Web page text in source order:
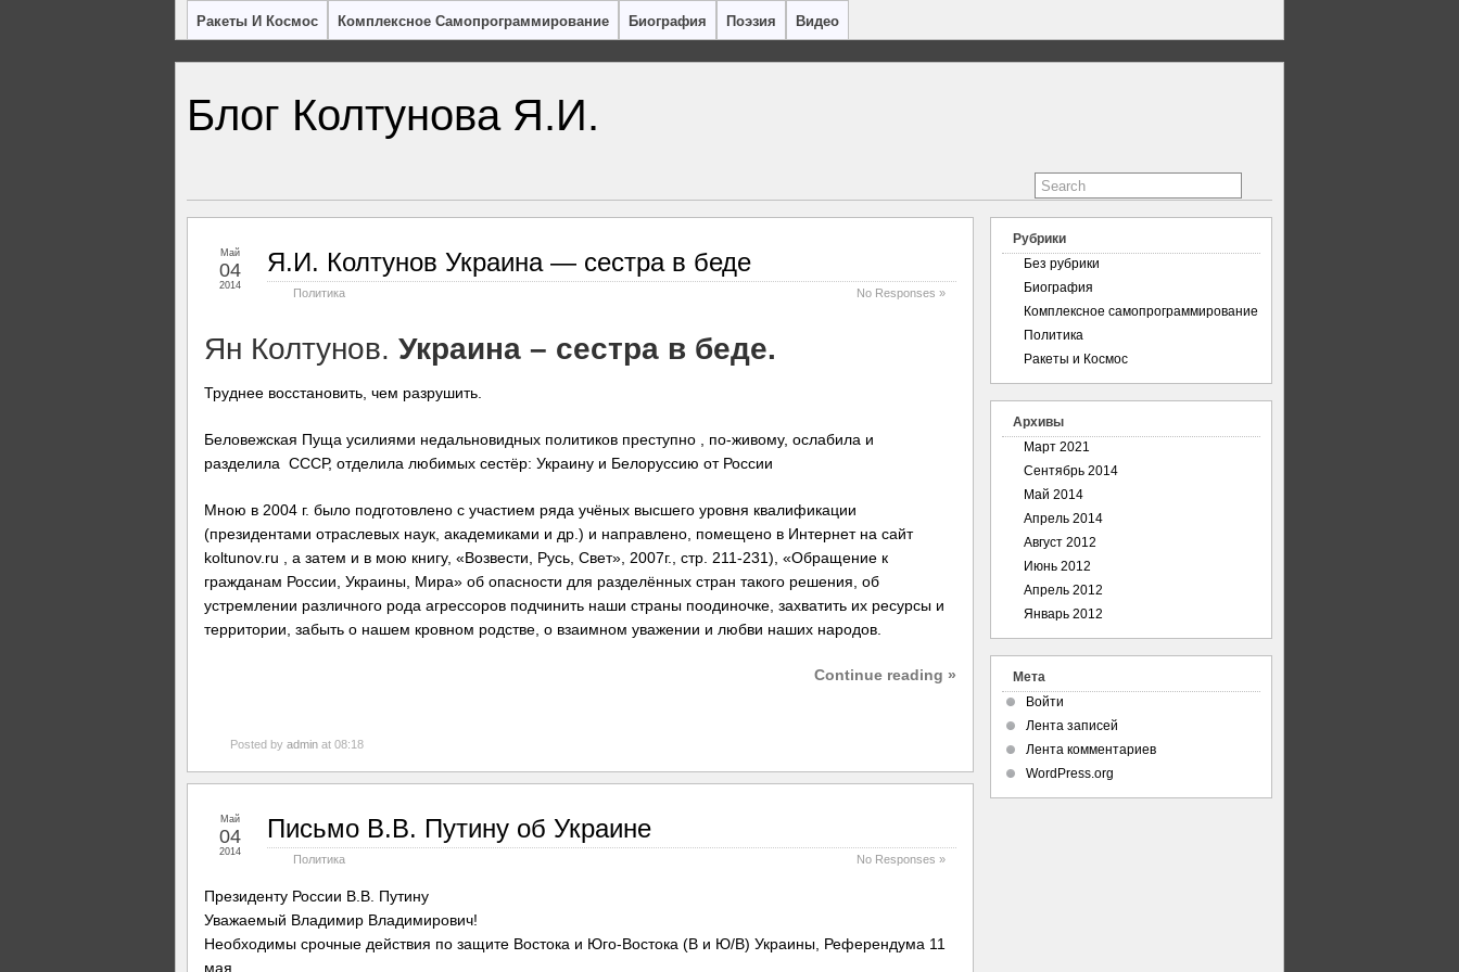
Ракеты И Космос Комплексное Самопрограммирование Биография Поэзия Видео
Блог Колтунова Я.И.
Я.И. Колтунов Украина — сестра в беде
Политика No Responses »
Май
04
2014
Ян Колтунов. Украина – сестра в беде.
Труднее восстановить, чем разрушить.
Беловежская Пуща усилиями недальновидных политиков преступно , по-живому, ослабила и
разделила СССР, отделила любимых сестёр: Украину и Белоруссию от России
Мною в 2004 г. было подготовлено с участием ряда учёных высшего уровня квалификации
(президентами отраслевых наук, академиками и др.) и направлено, помещено в Интернет на сайт
koltunov.ru , а затем и в мою книгу, «Возвести, Русь, Свет», 2007г., стр. 211-231), «Обращение к
гражданам России, Украины, Мира» об опасности для разделённых стран такого решения, об
устремлении различного рода агрессоров подчинить наши страны поодиночке, захватить их ресурсы и
территории, забыть о нашем кровном родстве, о взаимном уважении и любви наших народов.
Continue reading »
Posted by admin at 08:18
Письмо В.В. Путину об Украине
Политика No Responses »
Май
04
2014
Президенту России В.В. Путину
Уважаемый Владимир Владимирович!
Необходимы срочные действия по защите Востока и Юго-Востока (В и Ю/В) Украины, Референдума 11
мая.
Рубрики
Без рубрики
Биография
Комплексное самопрограммирование
Политика
Ракеты и Космос
Архивы
Март 2021
Сентябрь 2014
Май 2014
Апрель 2014
Август 2012
Июнь 2012
Апрель 2012
Январь 2012
Мета
Войти
Лента записей
Лента комментариев
WordPress.org